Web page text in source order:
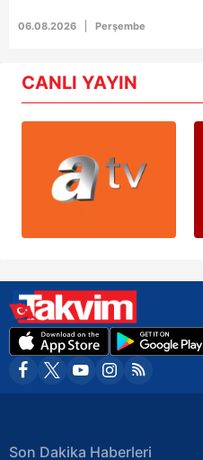
06.08.2026 Perşembe
CANLI YAYIN
Son Dakika Haberleri